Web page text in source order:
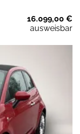
16.099,00 €
ausweisbar